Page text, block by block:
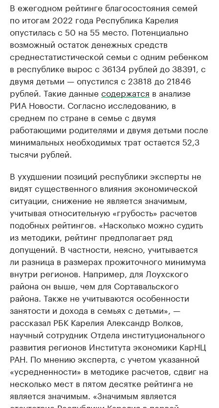
В ежегодном рейтинге благосостояния семей
по итогам 2022 года Республика Карелия
опустилась с 50 на 55 место. Потенциально
возможный остаток денежных средств
среднестатистической семьи с одним ребенком
в республике вырос с 36134 рублей до 38391, с
двумя детьми — опустился с 23818 до 21846
рублей. Такие данные содержатся в анализе
РИА Новости. Согласно исследованию, в
среднем по стране в семье с двумя
работающими родителями и двумя детьми после
минимальных необходимых трат остается 52,3
тысячи рублей.
В ухудшении позиций республики эксперты не
видят существенного влияния экономической
ситуации, снижение не является значимым,
учитывая относительную «грубость» расчетов
подобных рейтингов. «Насколько можно судить
из методики, рейтинг предполагает ряд
допущений. В частности, неясно, учитывается
ли разница в размерах прожиточного минимума
внутри регионов. Например, для Лоухского
района он выше, чем для Сортавальского
района. Также не учитываются особенности
занятости и дохода в семьях с детьми», —
рассказал РБК Карелия Александр Волков,
научный сотрудник Отдела институционального
развития регионов Института экономики КарНЦ
РАН. По мнению эксперта, с учетом указанной
«усредненности» в методике расчетов, сдвиг на
несколько мест в пятом десятке рейтинга не
является значимым. «Значимым является